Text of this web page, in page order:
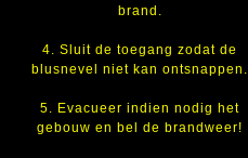
brand.
4. Sluit de toegang zodat de
blusnevel niet kan ontsnappen.
5. Evacueer indien nodig het
gebouw en bel de brandweer!